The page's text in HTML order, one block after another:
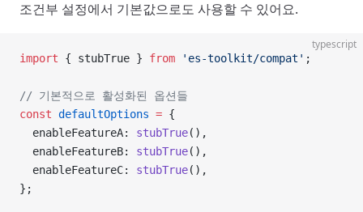
조건부 설정에서 기본값으로도 사용할 수 있어요.
typescript
import { stubTrue } from 'es-toolkit/compat' ;
// 기본적으로 활성화된 옵션들
const defaultOptions = {
  enableFeatureA:
stubTrue(),
  enableFeatureB:
stubTrue(),
  enableFeatureC:
stubTrue(),
};